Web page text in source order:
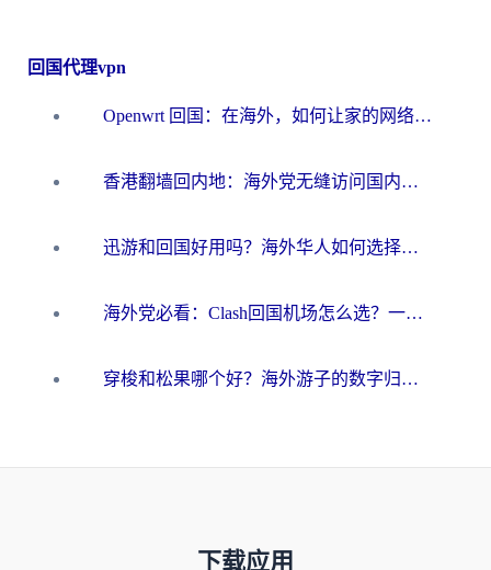
回国代理vpn
Openwrt 回国：在海外，如何让家的网络触手可及
香港翻墙回内地：海外党无缝访问国内资源的加速器选择全攻略
迅游和回国好用吗？海外华人如何选择靠谱的回国加速器
海外党必看：Clash回国机场怎么选？一篇搞定无缝访问国内资源的全攻略
穿梭和松果哪个好？海外游子的数字归乡路，到底该怎么选
下载应用